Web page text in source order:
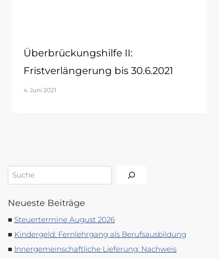
Überbrückungshilfe II:
Fristverlängerung bis 30.6.2021
4. Juni 2021
Suchen
Neueste Beiträge
Steuertermine August 2026
Kindergeld: Fernlehrgang als Berufsausbildung
Innergemeinschaftliche Lieferung: Nachweis